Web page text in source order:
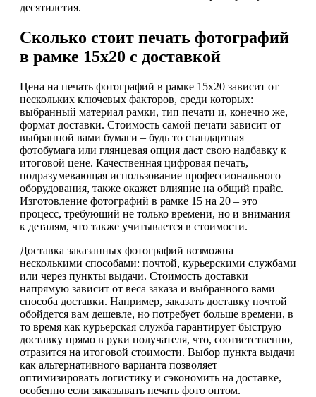
десятилетия.
Сколько стоит печать фотографий
в рамке 15х20 с доставкой
Цена на печать фотографий в рамке 15х20 зависит от
нескольких ключевых факторов, среди которых:
выбранный материал рамки, тип печати и, конечно же,
формат доставки. Стоимость самой печати зависит от
выбранной вами бумаги – будь то стандартная
фотобумага или глянцевая опция даст свою надбавку к
итоговой цене. Качественная цифровая печать,
подразумевающая использование профессионального
оборудования, также окажет влияние на общий прайс.
Изготовление фотографий в рамке 15 на 20 – это
процесс, требующий не только времени, но и внимания
к деталям, что также учитывается в стоимости.
Доставка заказанных фотографий возможна
несколькими способами: почтой, курьерскими службами
или через пункты выдачи. Стоимость доставки
напрямую зависит от веса заказа и выбранного вами
способа доставки. Например, заказать доставку почтой
обойдется вам дешевле, но потребует больше времени, в
то время как курьерская служба гарантирует быструю
доставку прямо в руки получателя, что, соответственно,
отразится на итоговой стоимости. Выбор пункта выдачи
как альтернативного варианта позволяет
оптимизировать логистику и сэкономить на доставке,
особенно если заказывать печать фото оптом.